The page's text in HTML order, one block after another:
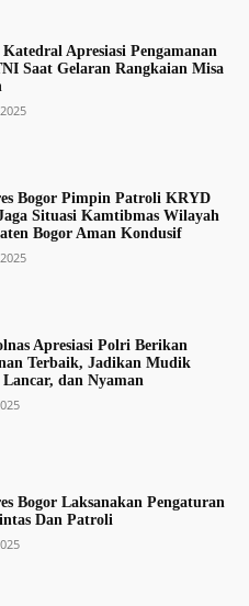
Apresiasi Pengamanan
Saat Gelaran Rangkaian Misa
Bogor Pimpin Patroli KRYD
Situasi Kamtibmas Wilayah
Bogor Aman Kondusif
Apresiasi Polri Berikan
Terbaik, Jadikan Mudik
dan Nyaman
Bogor Laksanakan Pengaturan
Dan Patroli